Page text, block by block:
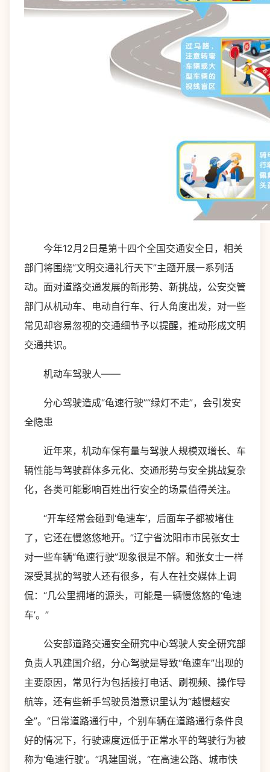
今年12月2日是第十四个全国交通安全日，相关
部门将围绕“文明交通礼行天下”主题开展一系列活
动。面对道路交通发展的新形势、新挑战，公安交管
部门从机动车、电动自行车、行人角度出发，对一些
常见却容易忽视的交通细节予以提醒，推动形成文明
交通共识。
机动车驾驶人——
分心驾驶造成“龟速行驶”“绿灯不走”，会引发安
全隐患
近年来，机动车保有量与驾驶人规模双增长、车
辆性能与驾驶群体多元化、交通形势与安全挑战复杂
化，各类可能影响百姓出行安全的场景值得关注。
“开车经常会碰到‘龟速车’，后面车子都被堵住
了，它还在慢悠悠地开。”辽宁省沈阳市市民张女士
对一些车辆“龟速行驶”现象很是不解。和张女士一样
深受其扰的驾驶人还有很多，有人在社交媒体上调
侃：“几公里拥堵的源头，可能是一辆慢悠悠的‘龟速
车’。”
公安部道路交通安全研究中心驾驶人安全研究部
负责人巩建国介绍，分心驾驶是导致“龟速车”出现的
主要原因，常见行为包括接打电话、刷视频、操作导
航等，还有些新手驾驶员潜意识里认为“越慢越安
全”。“日常道路通行中，个别车辆在道路通行条件良
好的情况下，行驶速度远低于正常水平的驾驶行为被
称为‘龟速行驶’。”巩建国说，“在高速公路、城市快